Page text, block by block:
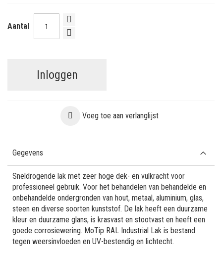
Aantal
Inloggen
Voeg toe aan verlanglijst
Gegevens
Sneldrogende lak met zeer hoge dek- en vulkracht voor
professioneel gebruik. Voor het behandelen van behandelde en
onbehandelde ondergronden van hout, metaal, aluminium, glas,
steen en diverse soorten kunststof. De lak heeft een duurzame
kleur en duurzame glans, is krasvast en stootvast en heeft een
goede corrosiewering. MoTip RAL Industrial Lak is bestand
tegen weersinvloeden en UV-bestendig en lichtecht.